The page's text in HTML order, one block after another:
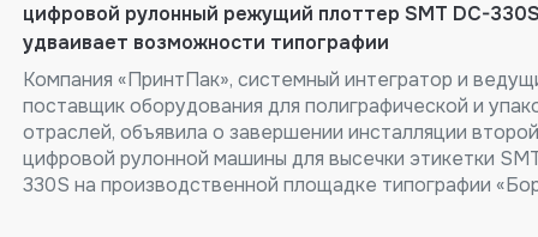
цифровой рулонный режущий плоттер SMT DC-
удваивает возможности типографии
Компания «ПринтПак», системный интегратор и
поставщик оборудования для полиграфической и
отраслей, объявила о завершении инсталляции второй
цифровой рулонной машины для высечки этикетки
330S на производственной площадке типографии